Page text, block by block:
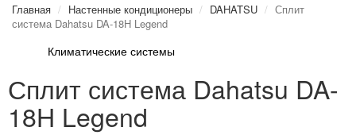
Главная Настенные кондиционеры DAHATSU
Сплит
система Dahatsu DA-18H Legend
Климатические системы
Сплит система Dahatsu DA-
18H Legend